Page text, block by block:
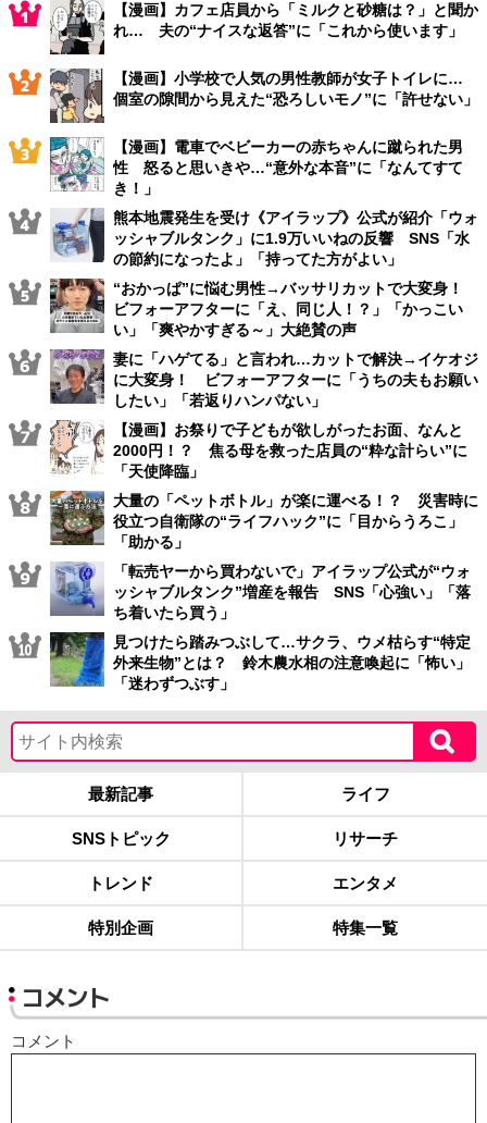
【漫画】カフェ店員から「ミルクと砂糖は？」と聞か
れ… 夫の“ナイスな返答”に「これから使います」
【漫画】小学校で人気の男性教師が女子トイレに…
個室の隙間から見えた“恐ろしいモノ”に「許せない」
【漫画】電車でベビーカーの赤ちゃんに蹴られた男
性 怒ると思いきや…“意外な本音”に「なんてすて
き！」
熊本地震発生を受け《アイラップ》公式が紹介「ウォ
ッシャブルタンク」に1.9万いいねの反響 SNS「水
の節約になったよ」「持ってた方がよい」
“おかっぱ”に悩む男性→バッサリカットで大変身！
ビフォーアフターに「え、同じ人！？」「かっこい
い」「爽やかすぎる～」大絶賛の声
妻に「ハゲてる」と言われ…カットで解決→イケオジ
に大変身！ ビフォーアフターに「うちの夫もお願い
したい」「若返りハンパない」
【漫画】お祭りで子どもが欲しがったお面、なんと
2000円！？ 焦る母を救った店員の“粋な計らい”に
「天使降臨」
大量の「ペットボトル」が楽に運べる！？ 災害時に
役立つ自衛隊の“ライフハック”に「目からうろこ」
「助かる」
「転売ヤーから買わないで」アイラップ公式が“ウォ
ッシャブルタンク”増産を報告 SNS「心強い」「落
ち着いたら買う」
見つけたら踏みつぶして…サクラ、ウメ枯らす“特定
外来生物”とは？ 鈴木農水相の注意喚起に「怖い」
「迷わずつぶす」
最新記事 ライフ
SNSトピック リサーチ
トレンド エンタメ
特別企画 特集一覧
コメント
コメント